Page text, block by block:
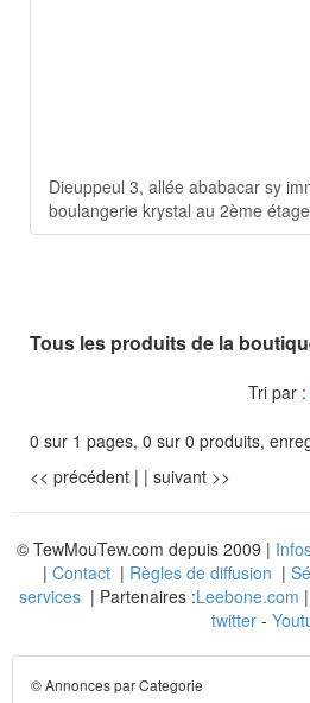
Dieuppeul 3, allée ababacar sy
boulangerie krystal au 2ème étage
Tous les produits de la
Tri par :
0 sur 1 pages, 0 sur 0 produits,
<< précédent | | suivant >>
© TewMouTew.com depuis 2009 |
| Contact | Règles de diffusion |
services | Partenaires :Leebone.com
twitter-
© Annonces par Categorie